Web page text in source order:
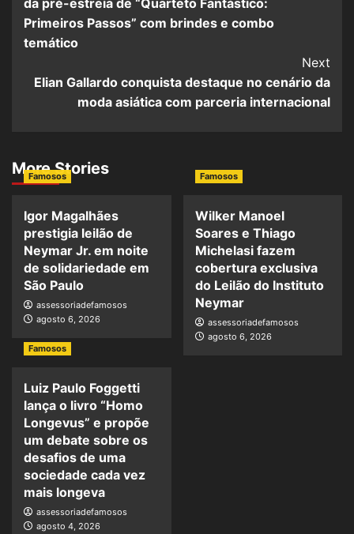
Primeiros Passos” com brindes e combo
temático
Next
Elian Gallardo conquista destaque no cenário da
moda asiática com parceria internacional
More Stories
Famosos
Igor Magalhães
prestigia leilão de
Neymar Jr. em noite
de solidariedade em
São Paulo
assessoriadefamosos
agosto 6, 2026
Famosos
Wilker Manoel
Soares e Thiago
Michelasi fazem
cobertura exclusiva
do Leilão do Instituto
Neymar
assessoriadefamosos
agosto 6, 2026
Famosos
Luiz Paulo Foggetti
lança o livro “Homo
Longevus” e propõe
um debate sobre os
desafios de uma
sociedade cada vez
mais longeva
assessoriadefamosos
agosto 4, 2026